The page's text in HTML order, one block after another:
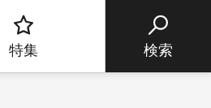
特集 検索